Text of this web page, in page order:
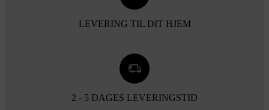
LEVERING TIL DIT HJEM
2 - 5 DAGES LEVERINGSTID